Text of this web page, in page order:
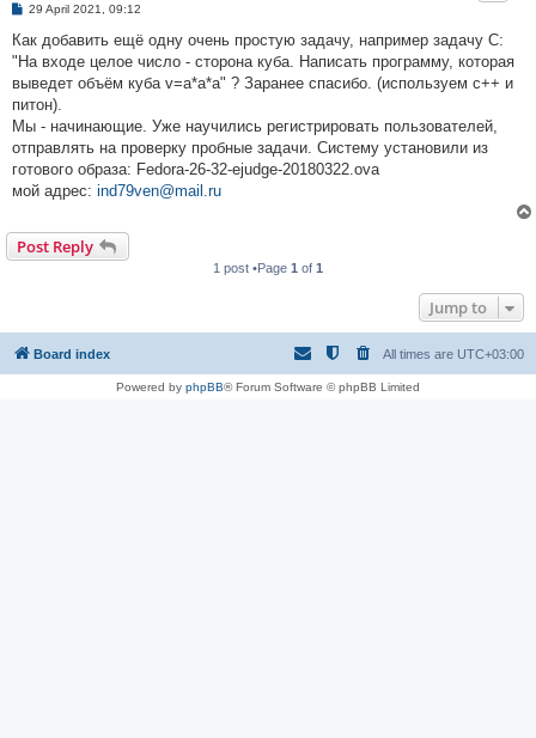
P
s
29 April 2021, 09:12
Как добавить ещё одну очень простую задачу, например задачу C:
"На входе целое число - сторона куба. Написать программу, которая
выведет объём куба v=a*a*a" ? Заранее спасибо. (используем с++ и
питон).
Мы - начинающие. Уже научились регистрировать пользователей,
отправлять на проверку пробные задачи. Систему установили из
готового образа: Fedora-26-32-ejudge-20180322.ova
мой адрес: ind79ven@mail.ru
Post Reply
1 post •Page 1 of 1
Jump to
Board index All times are UTC+03:00
Powered by phpBB® Forum Software © phpBB Limited